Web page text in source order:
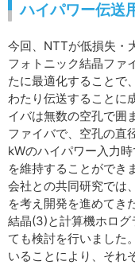
ハイパワー伝送
今回、NTTが低損失・
フォトニック結晶ファ
たに最適化することで
わたり伝送することに
イバは無数の空孔で囲
ファイバで、空孔の直
kWのハイパワー入力
を維持することができ
会社との共同研究では
を考え開発を進めてき
結晶(3)と計算機ホロ
ても検討を行いました
いることにより、それ